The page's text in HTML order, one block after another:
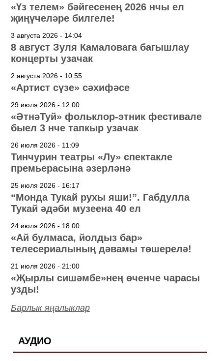
«Үз телем» бәйгесенең 2026 нчы ел
җиңүчеләре билгеле!
3 августа 2026 - 14:04
8 август Зуля Камаловага багышлау
концерты узачак
2 августа 2026 - 10:55
«Артист сүзе» сәхифәсе
29 июля 2026 - 12:00
«ӘтнәТуй» фольклор-этник фестивале
быел 3 нче тапкыр узачак
26 июля 2026 - 11:09
Тинчурин театры «Лу» спектакле
премьерасына әзерләнә
25 июля 2026 - 16:17
“Монда Тукай рухы яши!”. Габдулла
Тукай әдәби музеена 40 ел
24 июля 2026 - 18:00
«Ай булмаса, йолдыз бар»
телесериалының дәвамы төшерелә!
21 июля 2026 - 21:00
«Җырлы сишәмбе»нең өченче чарасы
узды!
Барлык яңалыклар
АУДИО